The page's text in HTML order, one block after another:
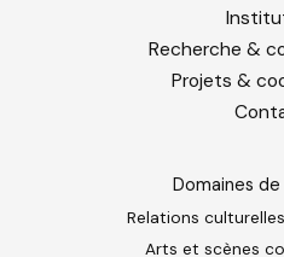
Recherche &
Projets &
Domaines
Relations
Arts et scènes